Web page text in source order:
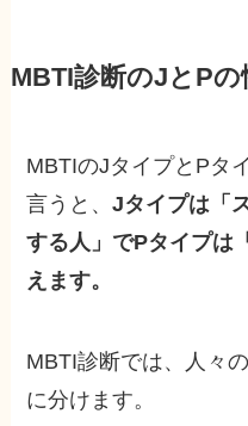
MBTI診断のJとPの
MBTIのJタイプとPタ
言うと、Jタイプは「
する人」でPタイプは
えます。
MBTI診断では、人々
に分けます。